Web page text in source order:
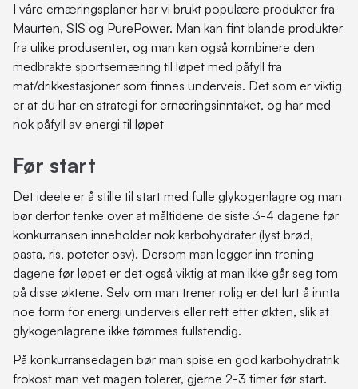
I våre ernæringsplaner har vi brukt populære produkter fra
Maurten, SIS og PurePower. Man kan fint blande produkter
fra ulike produsenter, og man kan også kombinere den
medbrakte sportsernæring til løpet med påfyll fra
mat/drikkestasjoner som finnes underveis. Det som er viktig
er at du har en strategi for ernæringsinntaket, og har med
nok påfyll av energi til løpet
Før start
Det ideele er å stille til start med fulle glykogenlagre og man
bør derfor tenke over at måltidene de siste 3-4 dagene før
konkurransen inneholder nok karbohydrater (lyst brød,
pasta, ris, poteter osv). Dersom man legger inn trening
dagene før løpet er det også viktig at man ikke går seg tom
på disse øktene. Selv om man trener rolig er det lurt å innta
noe form for energi underveis eller rett etter økten, slik at
glykogenlagrene ikke tømmes fullstendig.
På konkurransedagen bør man spise en god karbohydratrik
frokost man vet magen tolerer, gjerne 2-3 timer før start.